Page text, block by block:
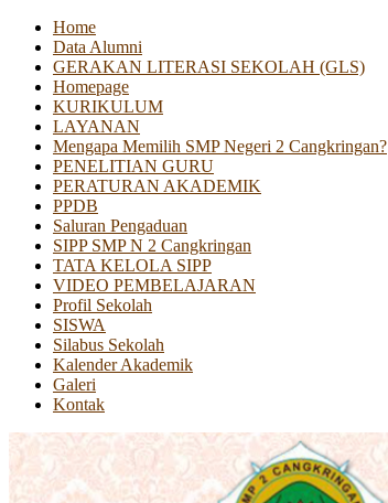
Home
Data Alumni
GERAKAN LITERASI SEKOLAH (GLS)
Homepage
KURIKULUM
LAYANAN
Mengapa Memilih SMP Negeri 2 Cangkringan?
PENELITIAN GURU
PERATURAN AKADEMIK
PPDB
Saluran Pengaduan
SIPP SMP N 2 Cangkringan
TATA KELOLA SIPP
VIDEO PEMBELAJARAN
Profil Sekolah
SISWA
Silabus Sekolah
Kalender Akademik
Galeri
Kontak